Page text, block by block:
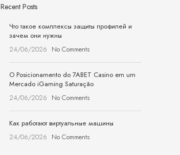
Recent Posts
Что такое комплексы защиты профилей и
зачем они нужны
24/06/2026 No Comments
O Posicionamento do 7ABET Casino em um
Mercado iGaming Saturação
24/06/2026 No Comments
Как работают виртуальные машины
24/06/2026 No Comments